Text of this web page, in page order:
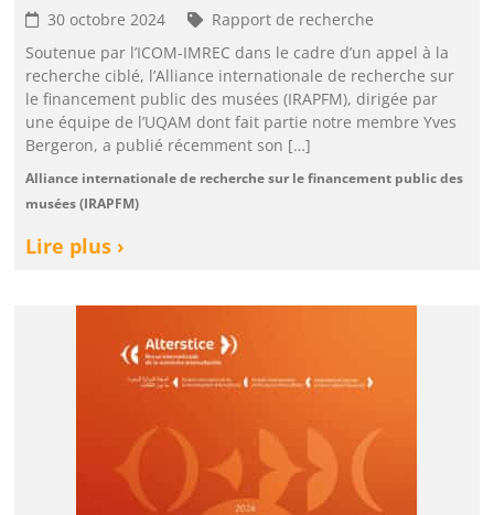
30 octobre 2024
Rapport de recherche
Soutenue par l’ICOM-IMREC dans le cadre d’un appel à la
recherche ciblé, l’Alliance internationale de recherche sur
le financement public des musées (IRAPFM), dirigée par
une équipe de l’UQAM dont fait partie notre membre Yves
Bergeron, a publié récemment son […]
Alliance internationale de recherche sur le financement public des
musées (IRAPFM)
Lire plus ›